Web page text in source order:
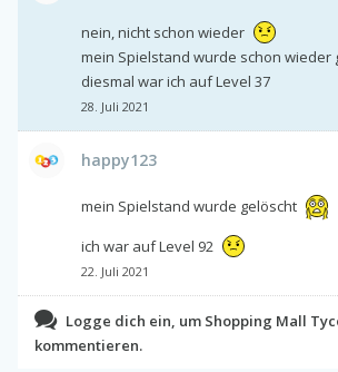
nein, nicht schon wieder
mein Spielstand wurde schon wieder
diesmal war ich auf Level 37
28. Juli 2021
happy123
mein Spielstand wurde gelöscht
ich war auf Level 92
22. Juli 2021
Logge dich ein, um Shopping Mall
kommentieren.